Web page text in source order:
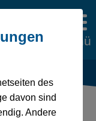
des
davon sind
Andere
Menü